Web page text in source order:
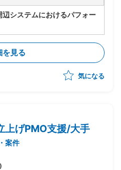
辺システムにおけるパフォー
おける、現存データを保持
するソリューションの検討
を見る
気になる
上げPMO支援/大手
案件